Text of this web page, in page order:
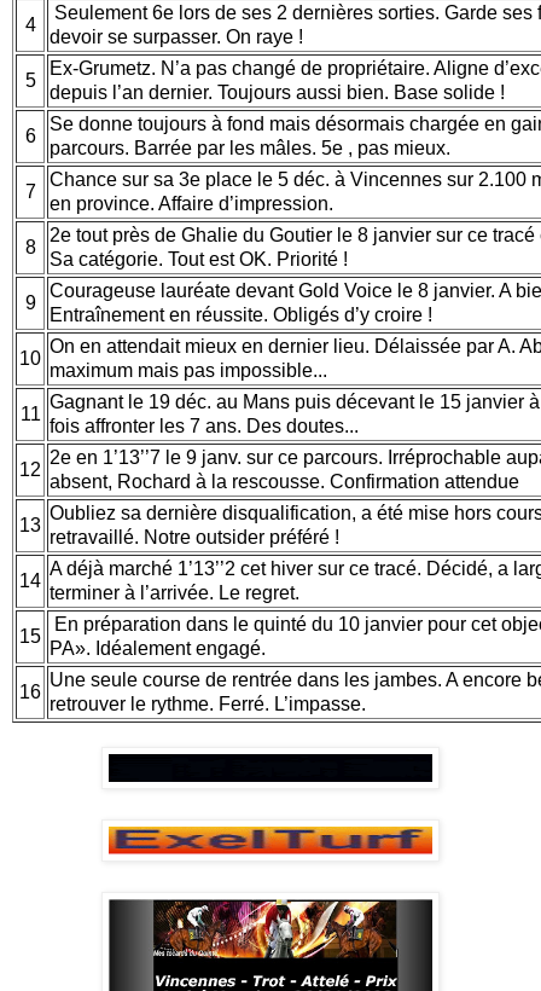
4
Seulement 6e lors de ses 2 dernières sorties. Garde ses
devoir se surpasser. On raye !
5
Ex-Grumetz. N’a pas changé de propriétaire. Aligne
depuis l’an dernier. Toujours aussi bien. Base solide !
6
Se donne toujours à fond mais désormais chargée en
parcours. Barrée par les mâles. 5e , pas mieux.
7
Chance sur sa 3e place le 5 déc. à Vincennes sur 2.100
en province. Affaire d’impression.
8
2e tout près de Ghalie du Goutier le 8 janvier sur ce
Sa catégorie. Tout est OK. Priorité !
9
Courageuse lauréate devant Gold Voice le 8 janvier. A
Entraînement en réussite. Obligés d’y croire !
10
On en attendait mieux en dernier lieu. Délaissée par A.
maximum mais pas impossible...
11
Gagnant le 19 déc. au Mans puis décevant le 15 janvier
fois affronter les 7 ans. Des doutes...
12
2e en 1’13’’7 le 9 janv. sur ce parcours. Irréprochable
absent, Rochard à la rescousse. Confirmation attendue
13
Oubliez sa dernière disqualification, a été mise hors
retravaillé. Notre outsider préféré !
14
A déjà marché 1’13’’2 cet hiver sur ce tracé. Décidé, a
terminer à l’arrivée. Le regret.
15
En préparation dans le quinté du 10 janvier pour cet
PA». Idéalement engagé.
16
Une seule course de rentrée dans les jambes. A encore
retrouver le rythme. Ferré. L’impasse.